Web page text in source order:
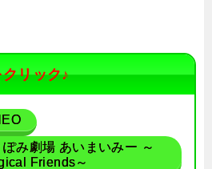
リック♪
み劇場 あいまいみー ～
Friends～